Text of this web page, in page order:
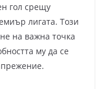
гол срещу
лигата. Този
на важна точка
му да се